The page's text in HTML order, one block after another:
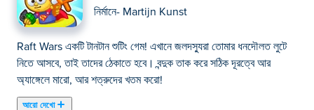
নির্মানে- Martijn Kunst
Raft Wars একটি টানটান শুটিং গেম! এখানে জলদস্যুরা তোমার ধনদৌলত লুটে
নিতে আসবে, তাই তাদের ঠেকাতে হবে। বন্দুক তাক করে সঠিক দূরত্বে আর
অ্যাঙ্গেলে মারো, আর শত্রুদের খতম করো!
আরো দেখো